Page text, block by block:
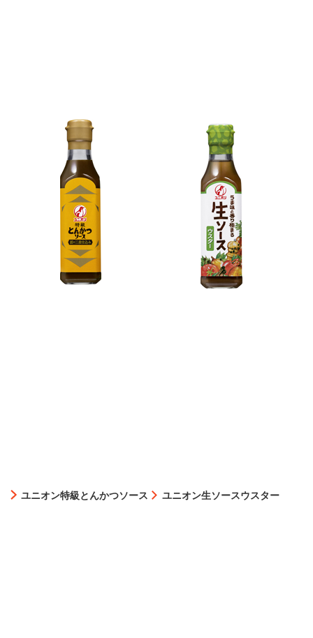
ユニオン特級とんかつソース ユニオン生ソースウスター